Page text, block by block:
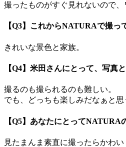
撮ったものがすぐ見れないので、
【Q3】これからNATURAで撮っ
きれいな景色と家族。
【Q4】米田さんにとって、写真
撮るのも撮られるのも難しい。
でも、どっちも楽しみだなぁと思
【Q5】あなたにとってNATURA
見たまんま素直に撮ったらかわい